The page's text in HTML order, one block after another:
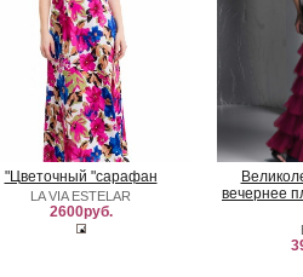
"Цветочный "сарафан
LA VIA ESTELAR
2600руб.
вечернее